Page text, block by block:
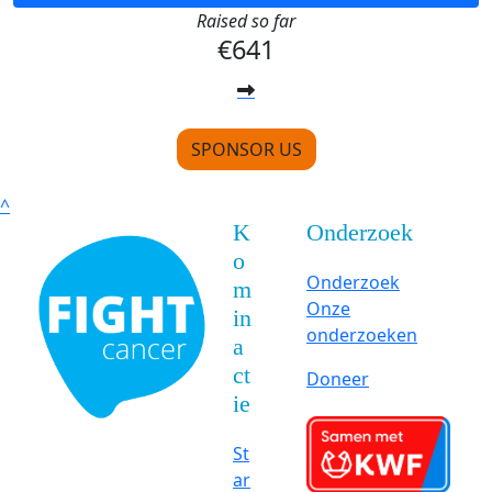
Raised so far
€641
SPONSOR US
^
K
o
m
in
a
ct
ie
St
ar
Onderzoek
Onderzoek
Onze
onderzoeken
Doneer